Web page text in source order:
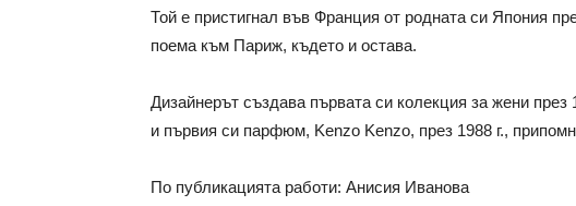
Той е пристигнал във Франция от родната си Япония
поема към Париж, където и остава.
Дизайнерът създава първата си колекция за жени през
и първия си парфюм, Kenzo Kenzo, през 1988 г.,
По публикацията работи: Анисия Иванова